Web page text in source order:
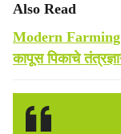
Also Read
Modern Farming
कापूस पिकाचे